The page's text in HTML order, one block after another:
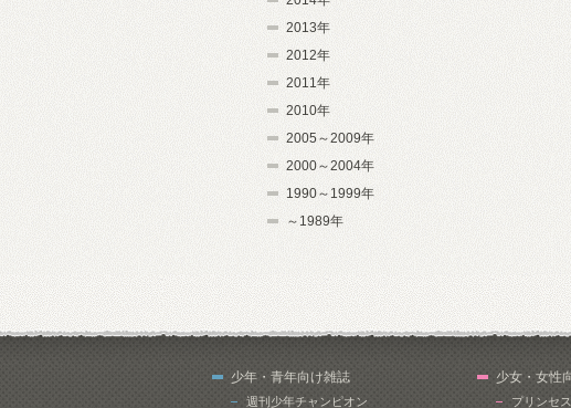
2013年
2012年
2011年
2010年
2005～2009年
2000～2004年
1990～1999年
～1989年
少年・青年向け雑誌
週刊少年チャンピオン
少女・女性
プリンセス